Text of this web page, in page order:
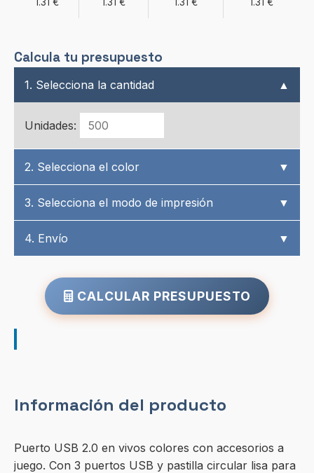
Calcula tu presupuesto
1. Selecciona la cantidad ▲
Unidades:
2. Selecciona el color ▼
3. Selecciona el modo de impresión ▼
4. Envío ▼
CALCULAR PRESUPUESTO
Información del producto
Puerto USB 2.0 en vivos colores con accesorios a
juego. Con 3 puertos USB y pastilla circular lisa para